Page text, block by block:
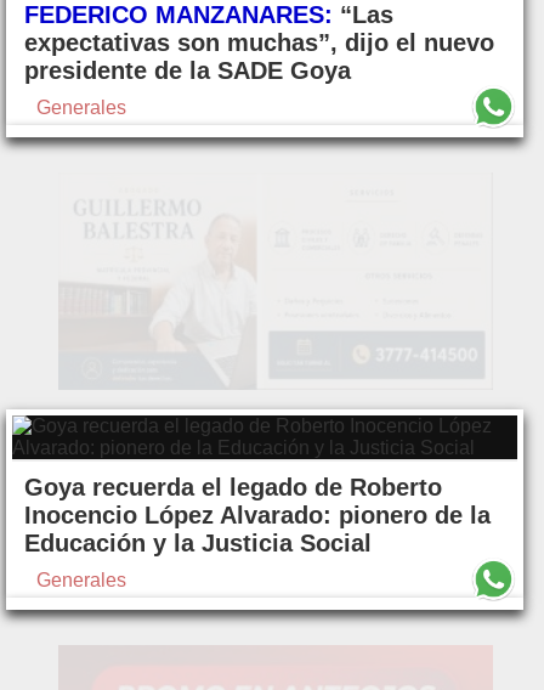
FEDERICO MANZANARES: “Las
expectativas son muchas”, dijo el nuevo
presidente de la SADE Goya
Generales
Goya recuerda el legado de Roberto
Inocencio López Alvarado: pionero de la
Educación y la Justicia Social
Generales